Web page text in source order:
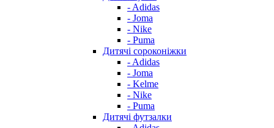
- Adidas
- Joma
- Nike
- Puma
Дитячі сороконіжки
- Adidas
- Joma
- Kelme
- Nike
- Puma
Дитячі футзалки